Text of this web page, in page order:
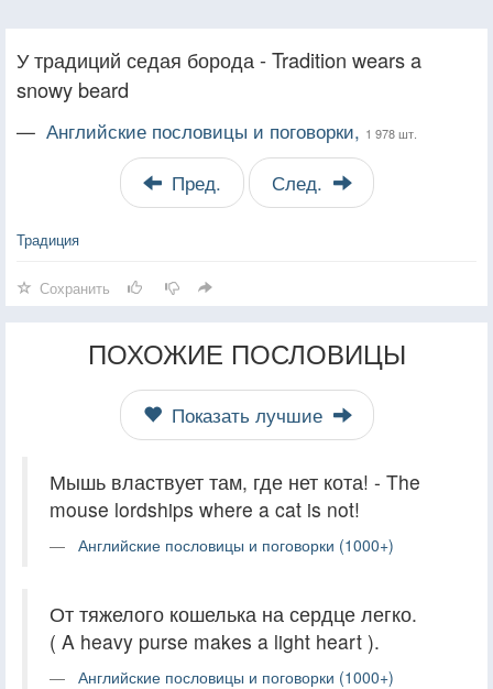
У традиций седая борода - Tradition wears a
snowy beard
— Английские пословицы и поговорки, 1 978 шт.
Пред. След.
Традиция
Сохранить
ПОХОЖИЕ ПОСЛОВИЦЫ
Показать лучшие
Мышь властвует там, где нет кота! - The
mouse lordships where a cat is not!
Английские пословицы и поговорки (1000+)
От тяжелого кошелька на сердце легко.
( A heavy purse makes a light heart ).
Английские пословицы и поговорки (1000+)